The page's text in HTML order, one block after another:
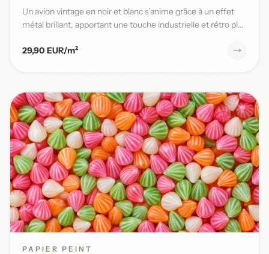
Un avion vintage en noir et blanc s’anime grâce à un effet
métal brillant, apportant une touche industrielle et rétro pl...
29,90 EUR/m²
PAPIER PEINT